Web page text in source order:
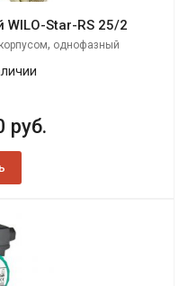
Star-RS 25/2
, однофазный
руб.